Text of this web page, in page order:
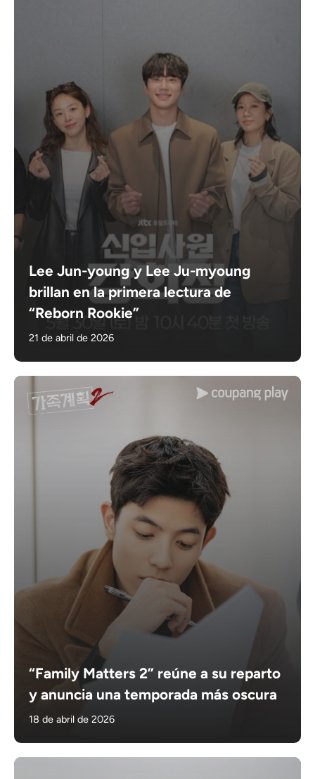
Lee Jun-young y Lee Ju-myoung
brillan en la primera lectura de
“Reborn Rookie”
21 de abril de 2026
“Family Matters 2” reúne a su reparto
y anuncia una temporada más oscura
18 de abril de 2026